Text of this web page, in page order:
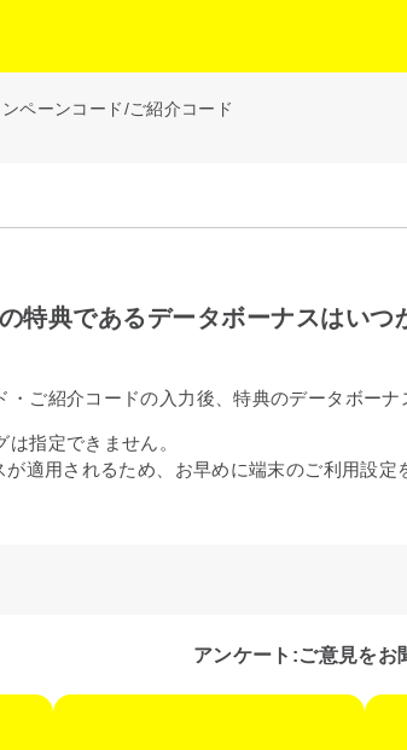
ペーンコード/ご紹介コード
特典であるデータボーナスはいつ
ご紹介コードの入力後、特典のデータボー
指定できません。
適用されるため、お早めに端末のご利用設定
アンケート:ご意見をお